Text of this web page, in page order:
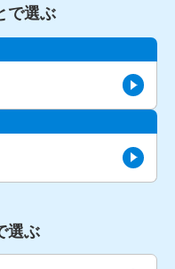
で選ぶ
選ぶ